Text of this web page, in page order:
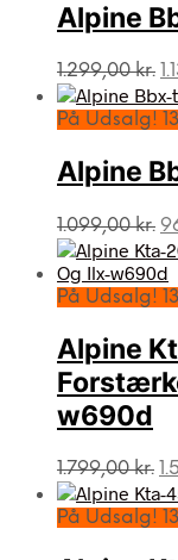
Alpine
1.299,00kr.
På Udsalg!
Alpine
1.099,00kr.
På Udsalg!
Alpine
w690d
1.799,00kr.
På Udsalg!